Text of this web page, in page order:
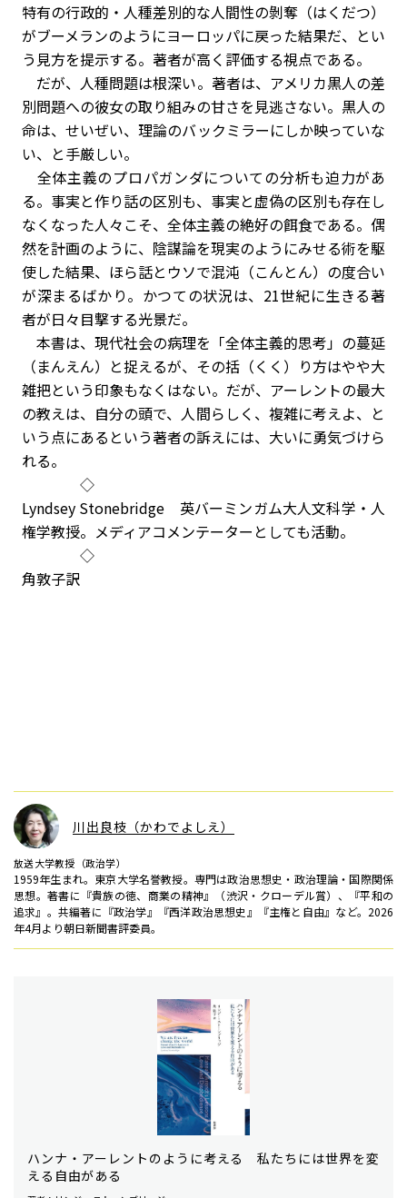
特有の行政的・人種差別的な人間性の剝奪（はくだつ）
がブーメランのようにヨーロッパに戻った結果だ、とい
う見方を提示する。著者が高く評価する視点である。
だが、人種問題は根深い。著者は、アメリカ黒人の差
別問題への彼女の取り組みの甘さを見逃さない。黒人の
命は、せいぜい、理論のバックミラーにしか映っていな
い、と手厳しい。
全体主義のプロパガンダについての分析も迫力があ
る。事実と作り話の区別も、事実と虚偽の区別も存在し
なくなった人々こそ、全体主義の絶好の餌食である。偶
然を計画のように、陰謀論を現実のようにみせる術を駆
使した結果、ほら話とウソで混沌（こんとん）の度合い
が深まるばかり。かつての状況は、21世紀に生きる著
者が日々目撃する光景だ。
本書は、現代社会の病理を「全体主義的思考」の蔓延
（まんえん）と捉えるが、その括（くく）り方はやや大
雑把という印象もなくはない。だが、アーレントの最大
の教えは、自分の頭で、人間らしく、複雑に考えよ、と
いう点にあるという著者の訴えには、大いに勇気づけら
れる。
◇
Lyndsey Stonebridge 英バーミンガム大人文科学・人
権学教授。メディアコメンテーターとしても活動。
◇
角敦子訳
川出良枝（かわでよしえ）
放送大学教授（政治学）
1959年生まれ。東京大学名誉教授。専門は政治思想史・政治理論・国際関係
思想。著書に『貴族の徳、商業の精神』（渋沢・クローデル賞）、『平和の
追求』。共編著に『政治学』『西洋政治思想史』『主権と自由』など。2026
年4月より朝日新聞書評委員。
ハンナ・アーレントのように考える 私たちには世界を変
える自由がある